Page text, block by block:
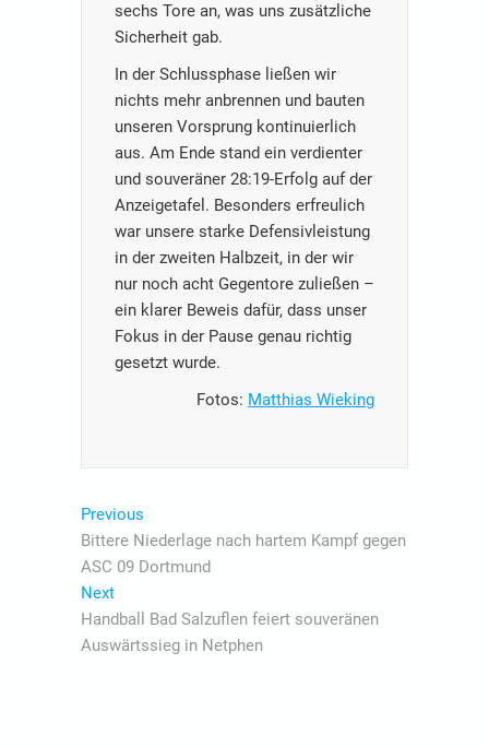
sechs Tore an, was uns zusätzliche
Sicherheit gab.
In der Schlussphase ließen wir
nichts mehr anbrennen und bauten
unseren Vorsprung kontinuierlich
aus. Am Ende stand ein verdienter
und souveräner 28:19-Erfolg auf der
Anzeigetafel. Besonders erfreulich
war unsere starke Defensivleistung
in der zweiten Halbzeit, in der wir
nur noch acht Gegentore zuließen –
ein klarer Beweis dafür, dass unser
Fokus in der Pause genau richtig
gesetzt wurde.
Fotos: Matthias Wieking
Beitragsnavigation
Previous
post:
Bittere Niederlage nach hartem Kampf gegen
ASC 09 Dortmund
NextNext
post:
Handball Bad Salzuflen feiert souveränen
Auswärtssieg in Netphen